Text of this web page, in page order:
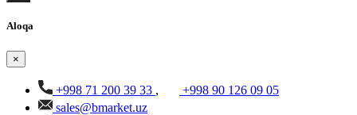
Aloqa
×
+998 71 200 39 33 ,
+998 90 126 09 05
sales@bmarket.uz